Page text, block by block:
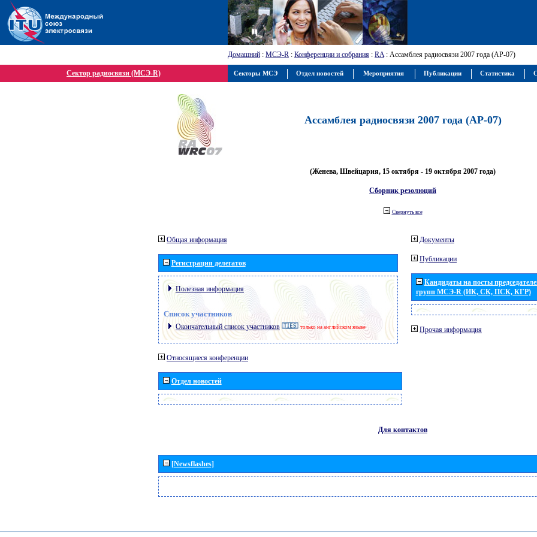
Домашний : МСЭ-R : Конференции и собрания : RA: Ассамблея радиосвязи 2007 года (АР-07)
Сектор радиосвязи (МСЭ-R)
Ассамблея радиосвязи 2007 года (АР-07)
(Женева, Швейцария, 15 октября - 19 октября 2007 года)
Сборник резолюций
Свернуть все
Общая информация
Регистрация делегатов
Полезная информация
Список участников
Окончательный список участников только на английском языке
Относящиеся конференции
Отдел новостей
Документы
Публикации
Кандидаты на посты
групп МСЭ-R (ИК, СК, ПСК, КГР)
Прочая информация
Для контактов
[Newsflashes]
Секторы МСЭ Отдел новостей Мероприятия Публикации Статистика